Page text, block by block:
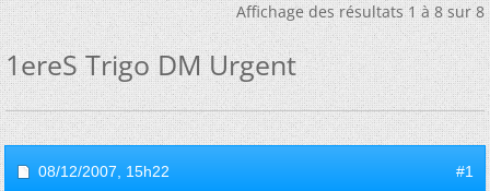
Affichage des résultats 1 à 8 sur 8
1ereS Trigo DM Urgent
08/12/2007, 15h22 #1